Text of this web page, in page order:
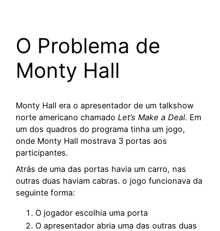
O Problema de
Monty Hall
Monty Hall era o apresentador de um talkshow
norte americano chamado Let’s Make a Deal. Em
um dos quadros do programa tinha um jogo,
onde Monty Hall mostrava 3 portas aos
participantes.
Atrás de uma das portas havia um carro, nas
outras duas haviam cabras. o jogo funcionava da
seguinte forma:
O jogador escolhia uma porta
O apresentador abria uma das outras duas